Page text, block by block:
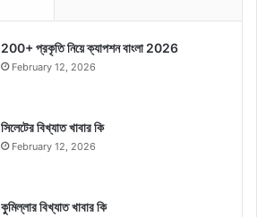
200+ প্রকৃতি নিয়ে ক্যাপশন বাংলা 2026
February 12, 2026
সিলেটের বিখ্যাত খাবার কি
February 12, 2026
কুমিল্লার বিখ্যাত খাবার কি